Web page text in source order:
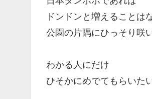
ドンドンと増えることは
公園の片隅にひっそり咲
わかる人にだけ
ひそかにめでてもらいた